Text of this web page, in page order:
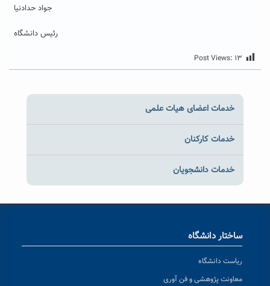
جواد حدادنیا
رئیس دانشگاه
Post Views: ۱۳
خدمات اعضای هیات علمی
خدمات کارکنان
خدمات دانشجویان
ساختار دانشگاه
ریاست دانشگاه
معاونت پژوهشی و فن آوری